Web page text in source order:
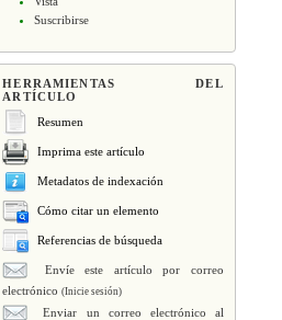
Suscribirse
HERRAMIENTAS DEL
ARTÍCULO
Resumen
Imprima este artículo
Metadatos de indexación
Cómo citar un elemento
Referencias de búsqueda
Envíe este artículo por correo
electrónico(Inicie sesión)
Enviar un correo electrónico al